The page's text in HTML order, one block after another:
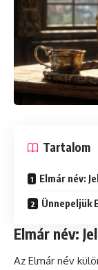
Tartalom
Elmár név:
Ünnepeljük
Elmár név:
Az Elmár név